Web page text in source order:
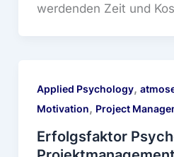
werdenden Zeit und
Applied Psychology,
Motivation, Project
Erfolgsfaktor